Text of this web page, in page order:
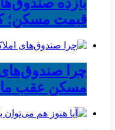
قیمت مسکن؛
چرا صندوق‌های
مسکن عقب